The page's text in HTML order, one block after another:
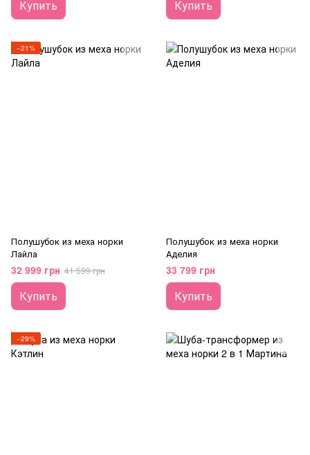
Купить Купить
−21%
Полушубок из меха норки
Лайла
32 999 грн 41 599 грн
Купить
Полушубок из меха норки
Аделия
33 799 грн
Купить
−29%